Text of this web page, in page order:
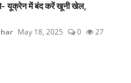
यूक्रेन में बंद करें खूनी खेल,
May 18, 2025 0 27